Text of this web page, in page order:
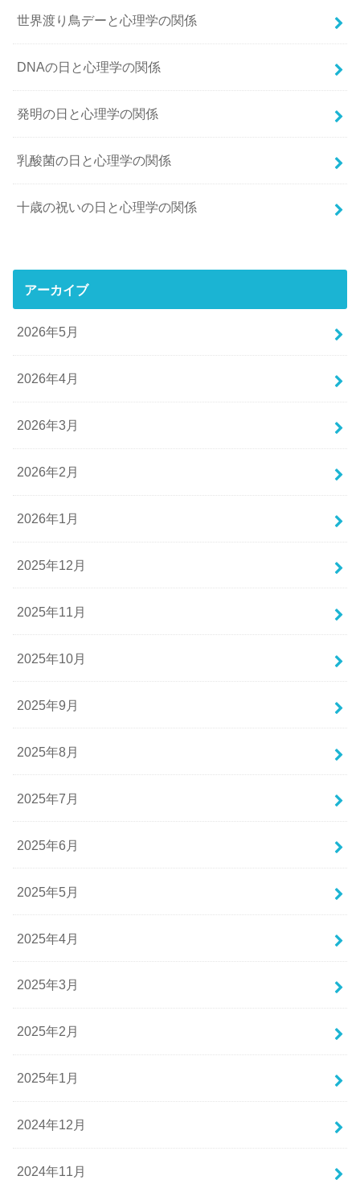
世界渡り鳥デーと心理学の関係
DNAの日と心理学の関係
発明の日と心理学の関係
乳酸菌の日と心理学の関係
十歳の祝いの日と心理学の関係
アーカイブ
2026年5月
2026年4月
2026年3月
2026年2月
2026年1月
2025年12月
2025年11月
2025年10月
2025年9月
2025年8月
2025年7月
2025年6月
2025年5月
2025年4月
2025年3月
2025年2月
2025年1月
2024年12月
2024年11月